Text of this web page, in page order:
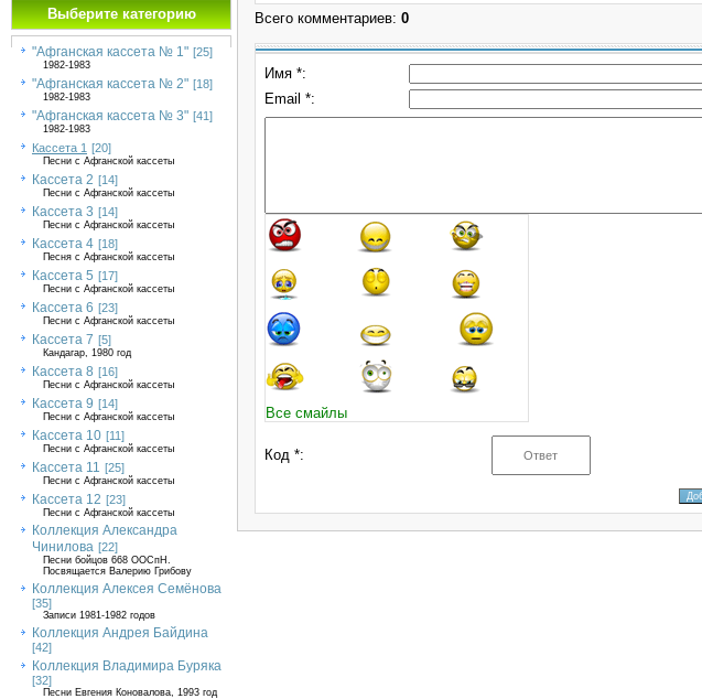
Выберите категорию
"Афганская кассета № 1" [25]
1982-1983
"Афганская кассета № 2" [18]
1982-1983
"Афганская кассета № 3" [41]
1982-1983
Кассета 1 [20]
Песни с Афганской кассеты
Кассета 2 [14]
Песни с Афганской кассеты
Кассета 3 [14]
Песни с Афганской кассеты
Кассета 4 [18]
Песня с Афганской кассеты
Кассета 5 [17]
Песни с Афганской кассеты
Кассета 6 [23]
Песни с Афганской кассеты
Кассета 7 [5]
Кандагар, 1980 год
Кассета 8 [16]
Песни с Афганской кассеты
Кассета 9 [14]
Песни с Афганской кассеты
Кассета 10 [11]
Песни с Афганской кассеты
Кассета 11 [25]
Песни с Афганской кассеты
Кассета 12 [23]
Песни с Афганской кассеты
Коллекция Александра
Чинилова [22]
Песни бойцов 668 ООСпН.
Посвящается Валерию Грибову
Коллекция Алексея Семёнова
[35]
Записи 1981-1982 годов
Коллекция Андрея Байдина
[42]
Коллекция Владимира Буряка
[32]
Песни Евгения Коновалова, 1993 год
Всего комментариев: 0
Имя *:
Email *:
Все смайлы
Код *: